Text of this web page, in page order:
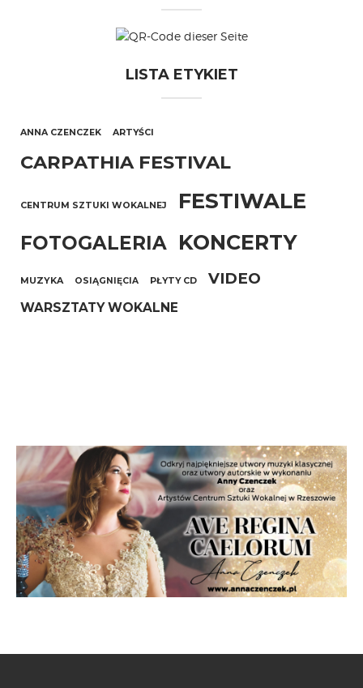
LISTA ETYKIET
ANNA CZENCZEK ARTYŚCI
CARPATHIA FESTIVAL
CENTRUM SZTUKI WOKALNEJ FESTIWALE
FOTOGALERIA KONCERTY
MUZYKA OSIĄGNIĘCIA PŁYTY CD VIDEO
WARSZTATY WOKALNE